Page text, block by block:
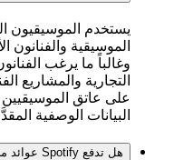
يستخدم الموسيقيون
الموسيقية
وغالباً ما يرغب
التجارية والمشاريع
البيانات الوصفية
هل تدفع Spotify عوائد ملكية مختلفة للموسيقى الوظيفية؟